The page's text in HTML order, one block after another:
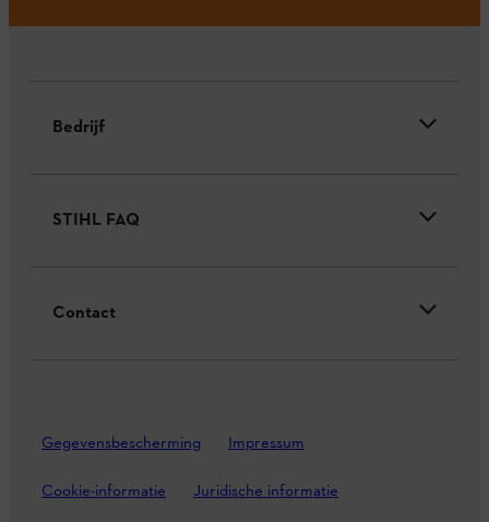
Bedrijf
STIHL FAQ
Contact
Gegevensbescherming Impressum
Cookie-informatie Juridische informatie